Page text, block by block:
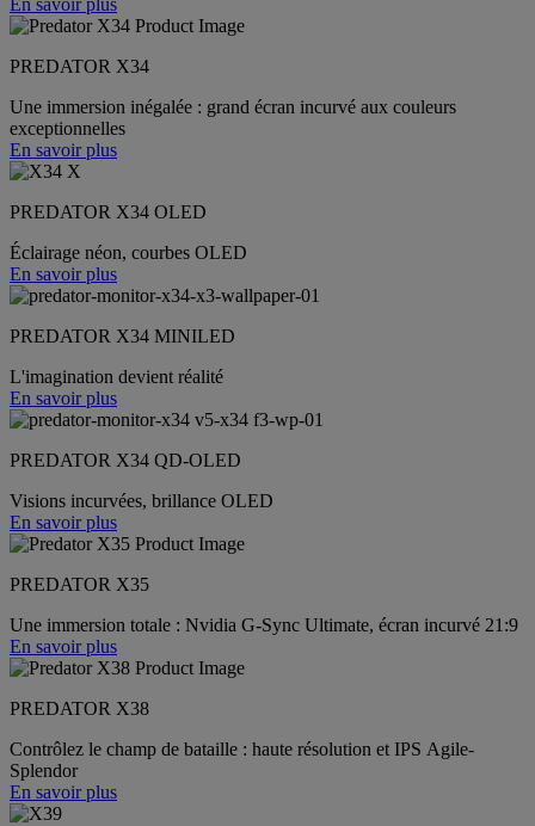
PREDATOR X34
Une immersion inégalée : grand écran incurvé aux couleurs
exceptionnelles
En savoir plus
PREDATOR X34 OLED
Éclairage néon, courbes OLED
En savoir plus
PREDATOR X34 MINILED
L'imagination devient réalité
En savoir plus
PREDATOR X34 QD-OLED
Visions incurvées, brillance OLED
En savoir plus
PREDATOR X35
Une immersion totale : Nvidia G-Sync Ultimate, écran incurvé 21:9
En savoir plus
PREDATOR X38
Contrôlez le champ de bataille : haute résolution et IPS Agile-
Splendor
En savoir plus